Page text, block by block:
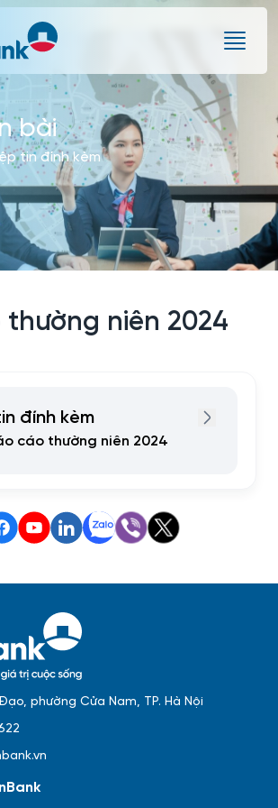
bài
tin đính kèm
thường niên 2024
đính kèm
cáo thường niên 2024
phường Cửa Nam, TP. Hà Nội